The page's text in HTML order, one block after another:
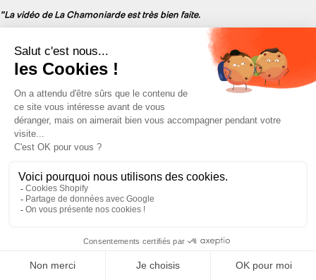
"La vidéo de La Chamoniarde est très bien faite.
L'entraînement à la recherche DVA doit se pratiquer régulièrement et tout
au long de la saison hivernale pour connaître son appareil et être efficace le
jour J.
Au niveau de l’organisation lors d’une avalanche voici ce que je peux vous
Les personnes totalement ensevelies doivent être sorties le plus
rapidement possible. Il faut effectivement alerter les secours mais ce qui
reste le plus urgent c’est de sortir la ou les personnes ensevelies.
Dans cette situation, le leader sortira naturellement. Attention à la perte de
temps inutile. Faire la recherche DVA. Regarder et tirer sur les indices de
surface. Une fois la ou les personne(s) retrouvée(s), appliquer les premiers
nouveaux DVA basculent automatiquement en émission si vous vous faites